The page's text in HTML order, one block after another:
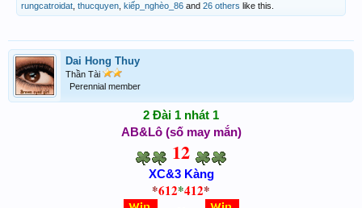
rungcatroidat thucquyen kiếp_nghèo_86 and 26 others like this.
Dai Hong Thuy
Thần Tài
Perennial member
2 Đài 1 nhát 1
AB&Lô (số may mắn)
12
XC&3 Kàng
*612*412*